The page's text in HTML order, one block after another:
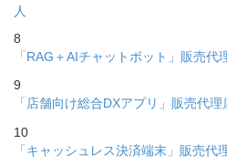
人
8
「RAG＋AIチャットボット」販売代
9
「店舗向け総合DXアプリ」販売代理
10
「キャッシュレス決済端末」販売代